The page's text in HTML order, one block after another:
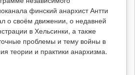
финский анархист Антти
о своём движении, о недавней
в Хельсинки, а также
проблемы и тему войны в
теории и практики анархизма.